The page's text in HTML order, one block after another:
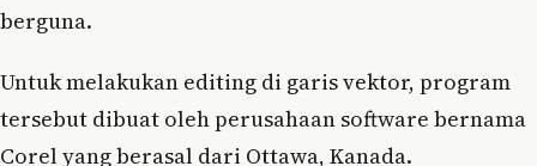
berguna.
Untuk melakukan editing di garis vektor, program
tersebut dibuat oleh perusahaan software bernama
Corel yang berasal dari Ottawa, Kanada.